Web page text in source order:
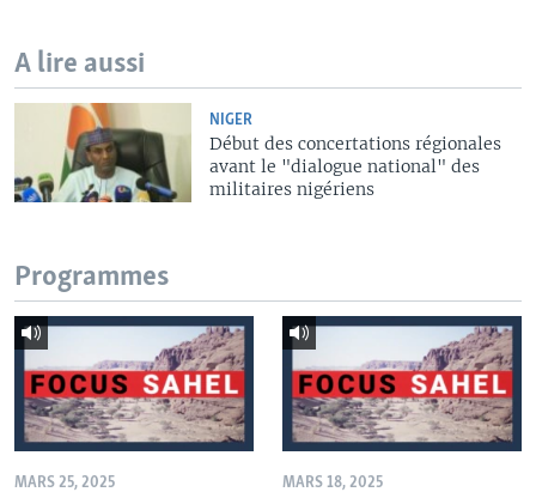
A lire aussi
NIGER
Début des concertations régionales
avant le "dialogue national" des
militaires nigériens
Programmes
MARS 25, 2025 MARS 18, 2025